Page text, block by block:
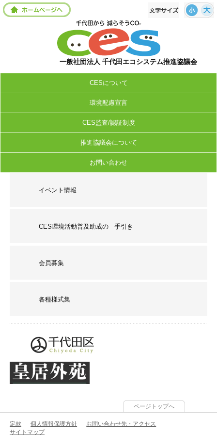
一般社団法人 千代田エコシステム推進協議会
CESについて
環境配慮宣言
CES監査/認証制度
推進協議会について
お問い合わせ
イベント情報
CES環境活動普及助成の 手引き
会員募集
各種様式集
ページトップへ
定款 個人情報保護方針
お問い合わせ先・アクセス
サイトマップ